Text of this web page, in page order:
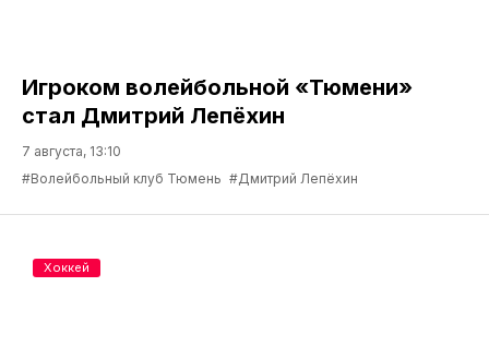
Игроком волейбольной «Тюмени»
стал Дмитрий Лепёхин
7 августа, 13:10
#Волейбольный клуб Тюмень #Дмитрий Лепёхин
Хоккей